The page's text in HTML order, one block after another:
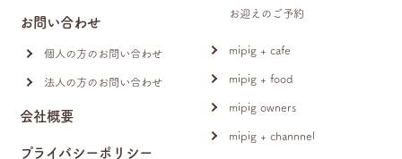
お迎えのご予約
mipig + cafe
mipig + food
mipig owners
mipig + channnel
お問い合わせ
個人の方のお問い合わせ
法人の方のお問い合わせ
会社概要
プライバシーポリシー